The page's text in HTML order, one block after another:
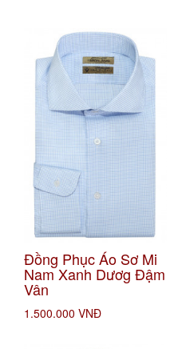
Đồng Phục Áo Sơ Mi
Nam Xanh Dươg Đậm
Vân
1.500.000 VNĐ